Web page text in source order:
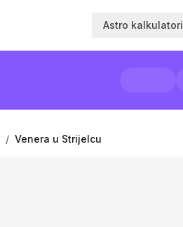
Astro kalkulatori
/ Venera u Strijelcu